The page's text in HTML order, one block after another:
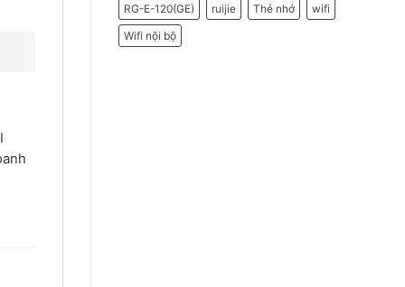
RG-E-120(GE)
ruijie Thẻ nhớ
wifi
Wifi nội bộ